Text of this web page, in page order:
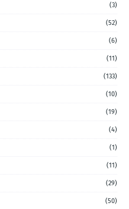
(3)
(52)
(6)
(11)
(133)
(10)
(19)
(4)
(1)
(11)
(29)
(50)